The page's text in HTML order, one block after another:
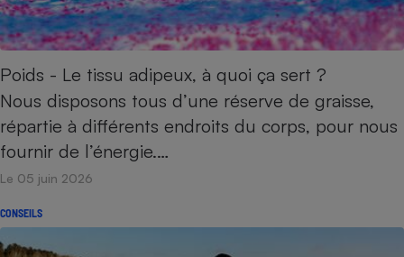
Poids - Le tissu adipeux, à quoi ça sert ?
Nous disposons tous d’une réserve de graisse,
répartie à différents endroits du corps, pour nous
fournir de l’énergie.…
Le 05 juin 2026
CONSEILS